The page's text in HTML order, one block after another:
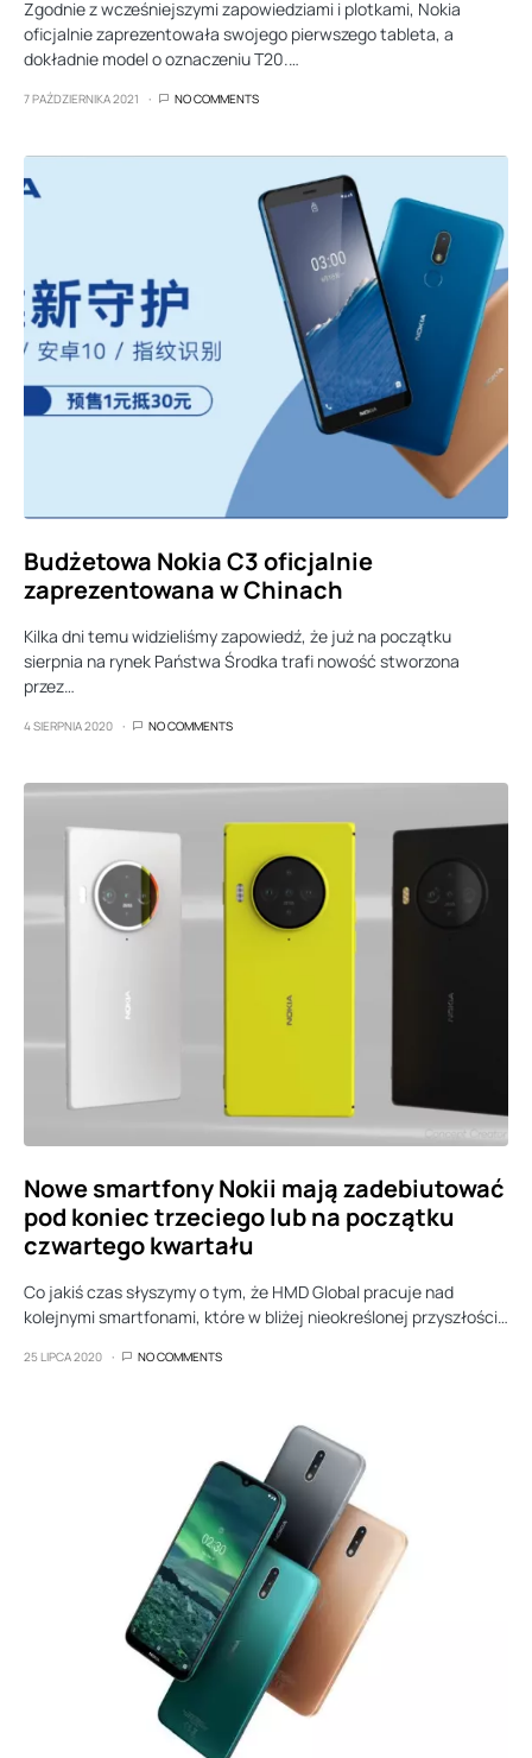
Zgodnie z wcześniejszymi zapowiedziami i plotkami, Nokia
oficjalnie zaprezentowała swojego pierwszego tableta, a
dokładnie model o oznaczeniu T20.…
7 PAŹDZIERNIKA 2021 NO COMMENTS
Budżetowa Nokia C3 oficjalnie
zaprezentowana w Chinach
Kilka dni temu widzieliśmy zapowiedź, że już na początku
sierpnia na rynek Państwa Środka trafi nowość stworzona
przez…
4 SIERPNIA 2020 NO COMMENTS
Nowe smartfony Nokii mają zadebiutować
pod koniec trzeciego lub na początku
czwartego kwartału
Co jakiś czas słyszymy o tym, że HMD Global pracuje nad
kolejnymi smartfonami, które w bliżej nieokreślonej przyszłości…
25 LIPCA 2020 NO COMMENTS